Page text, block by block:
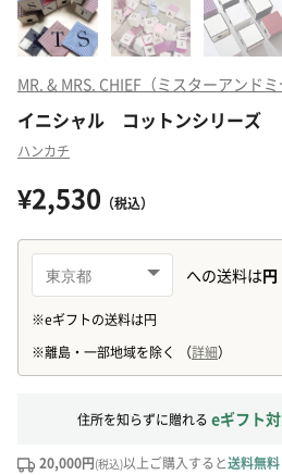
MR. & MRS. CHIEF（ミスターアンドミ
イニシャル コットンシリーズ
ハンカチ
¥2,530 （税込）
住所を知らずに贈れる eギフト
20,000円(税込)以上ご購入すると送料無料